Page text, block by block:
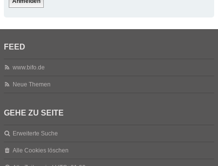
FEED
www.bifo.de
Neue Themen
GEHE ZU SEITE
Erweiterte Suche
Alle Cookies löschen